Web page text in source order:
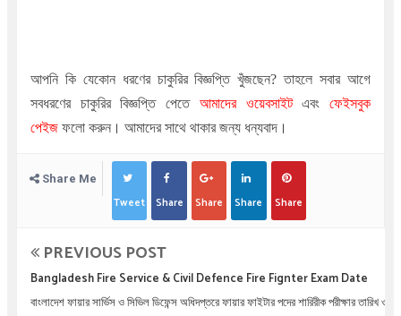
আপনি কি যেকোন ধরণের চাকুরির বিজ্ঞপ্তি খুঁজছেন?তাহলে সবার আগে
সবধরণের চাকুরির বিজ্ঞপ্তি পেতে
আমাদের ওয়েবসাইট এবংফেইসবুক
পেইজফলো করুন। আমাদের সাথে থাকার জন্য ধন্যবাদ।
Share Me
Tweet Share Share Share Share
PREVIOUS POST
Bangladesh Fire Service & Civil Defence Fire Fignter Exam Date
বাংলাদেশ ফায়ার সার্ভিস ও সিভিল ডিফেন্স অধিদপ্তরে ফায়ার ফাইটার পদের শারিরীক পরীক্ষার তারিখ ও